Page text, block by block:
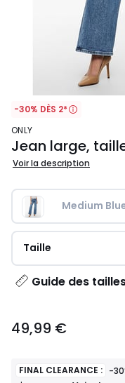
-30% DÈS 2*
ONLY
Jean large,
Voir la description
Medium
Taille
Guide des
€.
49,99 €
FINAL CLEARANCE : -